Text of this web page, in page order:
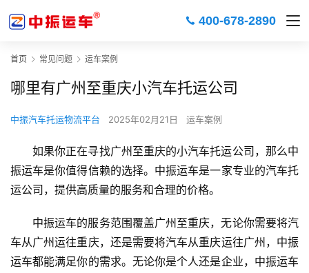
400-678-2890
首页 常见问题 运车案例
哪里有广州至重庆小汽车托运公司
中振汽车托运物流平台 2025年02月21日 运车案例
如果你正在寻找广州至重庆的小汽车托运公司，那么中
振运车是你值得信赖的选择。中振运车是一家专业的汽车托
运公司，提供高质量的服务和合理的价格。
中振运车的服务范围覆盖广州至重庆，无论你需要将汽
车从广州运往重庆，还是需要将汽车从重庆运往广州，中振
运车都能满足你的需求。无论你是个人还是企业，中振运车